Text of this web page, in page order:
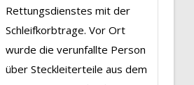
Rettungsdienstes mit der
Schleifkorbtrage. Vor Ort
wurde die verunfallte Person
über Steckleiterteile aus dem